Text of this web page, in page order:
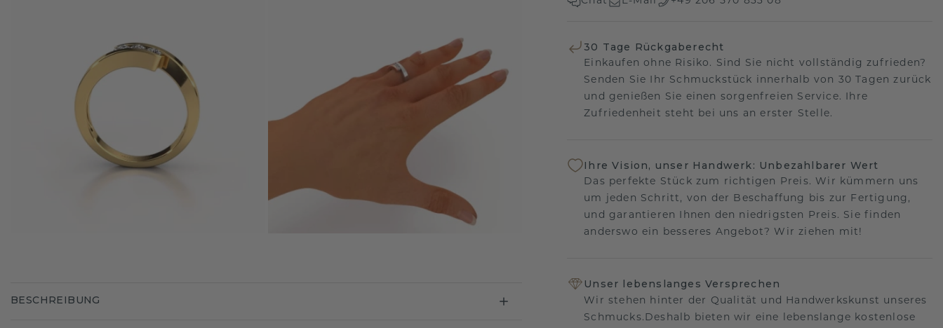
30 Tage Rückgaberecht
Einkaufen ohne Risiko. Sind Sie nicht vollständig zufrieden?
Senden Sie Ihr Schmuckstück innerhalb von 30 Tagen zurück
und genießen Sie einen sorgenfreien Service. Ihre
Zufriedenheit steht bei uns an erster Stelle.
Ihre Vision, unser Handwerk: Unbezahlbarer Wert
Das perfekte Stück zum richtigen Preis. Wir kümmern uns
um jeden Schritt, von der Beschaffung bis zur Fertigung,
und garantieren Ihnen den niedrigsten Preis. Sie finden
anderswo ein besseres Angebot? Wir ziehen mit!
Unser lebenslanges Versprechen
Wir stehen hinter der Qualität und Handwerkskunst unseres
Schmucks.Deshalb bieten wir eine lebenslange kostenlose
BESCHREIBUNG